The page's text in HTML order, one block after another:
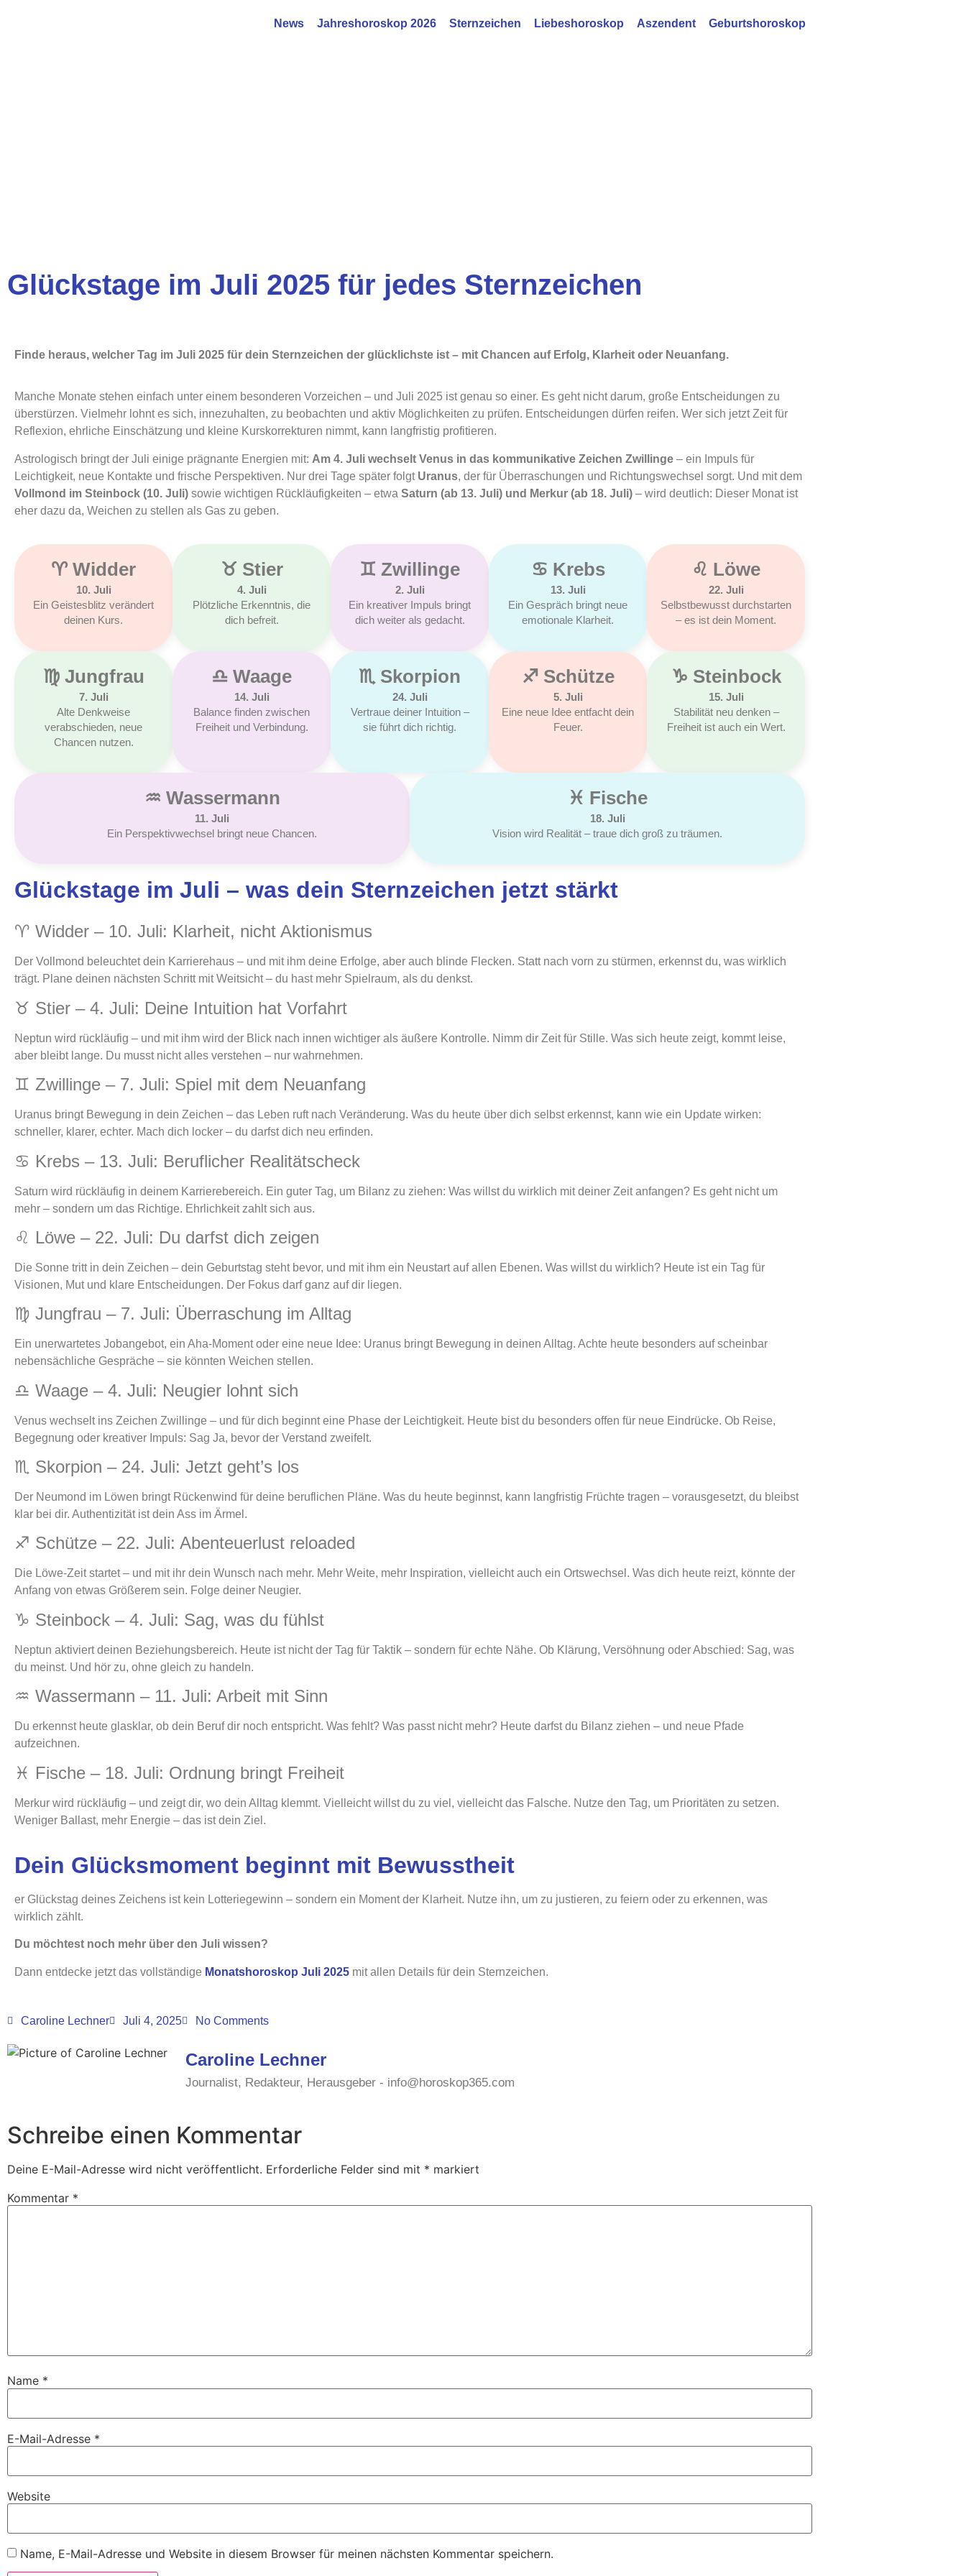
News Jahreshoroskop 2026 Sternzeichen Liebeshoroskop Aszendent Geburtshoroskop
Glückstage im Juli 2025 für jedes Sternzeichen
Finde heraus, welcher Tag im Juli 2025 für dein Sternzeichen der glücklichste ist – mit Chancen auf Erfolg, Klarheit oder Neuanfang.
Manche Monate stehen einfach unter einem besonderen Vorzeichen – und Juli 2025 ist genau so einer. Es geht nicht darum, große Entscheidungen zu
überstürzen. Vielmehr lohnt es sich, innezuhalten, zu beobachten und aktiv Möglichkeiten zu prüfen. Entscheidungen dürfen reifen. Wer sich jetzt Zeit für
Reflexion, ehrliche Einschätzung und kleine Kurskorrekturen nimmt, kann langfristig profitieren.
Astrologisch bringt der Juli einige prägnante Energien mit: Am 4. Juli wechselt Venus in das kommunikative Zeichen Zwillinge – ein Impuls für
Leichtigkeit, neue Kontakte und frische Perspektiven. Nur drei Tage später folgt Uranus, der für Überraschungen und Richtungswechsel sorgt. Und mit dem
Vollmond im Steinbock (10. Juli) sowie wichtigen Rückläufigkeiten – etwa Saturn (ab 13. Juli) und Merkur (ab 18. Juli) – wird deutlich: Dieser Monat ist
eher dazu da, Weichen zu stellen als Gas zu geben.
♈︎ Widder
10. Juli
Ein Geistesblitz verändert
deinen Kurs.
♉︎ Stier
4. Juli
Plötzliche Erkenntnis, die
dich befreit.
♊︎ Zwillinge
2. Juli
Ein kreativer Impuls bringt
dich weiter als gedacht.
♋︎ Krebs
13. Juli
Ein Gespräch bringt neue
emotionale Klarheit.
♌︎ Löwe
22. Juli
Selbstbewusst durchstarten
– es ist dein Moment.
♍︎ Jungfrau
7. Juli
Alte Denkweise
verabschieden, neue
Chancen nutzen.
♎︎ Waage
14. Juli
Balance finden zwischen
Freiheit und Verbindung.
♏︎ Skorpion
24. Juli
Vertraue deiner Intuition –
sie führt dich richtig.
♐︎ Schütze
5. Juli
Eine neue Idee entfacht dein
Feuer.
♑︎ Steinbock
15. Juli
Stabilität neu denken –
Freiheit ist auch ein Wert.
♒︎ Wassermann
11. Juli
Ein Perspektivwechsel bringt neue Chancen.
♓︎ Fische
18. Juli
Vision wird Realität – traue dich groß zu träumen.
Glückstage im Juli – was dein Sternzeichen jetzt stärkt
♈ Widder – 10. Juli: Klarheit, nicht Aktionismus
Der Vollmond beleuchtet dein Karrierehaus – und mit ihm deine Erfolge, aber auch blinde Flecken. Statt nach vorn zu stürmen, erkennst du, was wirklich
trägt. Plane deinen nächsten Schritt mit Weitsicht – du hast mehr Spielraum, als du denkst.
♉ Stier – 4. Juli: Deine Intuition hat Vorfahrt
Neptun wird rückläufig – und mit ihm wird der Blick nach innen wichtiger als äußere Kontrolle. Nimm dir Zeit für Stille. Was sich heute zeigt, kommt leise,
aber bleibt lange. Du musst nicht alles verstehen – nur wahrnehmen.
♊ Zwillinge – 7. Juli: Spiel mit dem Neuanfang
Uranus bringt Bewegung in dein Zeichen – das Leben ruft nach Veränderung. Was du heute über dich selbst erkennst, kann wie ein Update wirken:
schneller, klarer, echter. Mach dich locker – du darfst dich neu erfinden.
♋ Krebs – 13. Juli: Beruflicher Realitätscheck
Saturn wird rückläufig in deinem Karrierebereich. Ein guter Tag, um Bilanz zu ziehen: Was willst du wirklich mit deiner Zeit anfangen? Es geht nicht um
mehr – sondern um das Richtige. Ehrlichkeit zahlt sich aus.
♌ Löwe – 22. Juli: Du darfst dich zeigen
Die Sonne tritt in dein Zeichen – dein Geburtstag steht bevor, und mit ihm ein Neustart auf allen Ebenen. Was willst du wirklich? Heute ist ein Tag für
Visionen, Mut und klare Entscheidungen. Der Fokus darf ganz auf dir liegen.
♍ Jungfrau – 7. Juli: Überraschung im Alltag
Ein unerwartetes Jobangebot, ein Aha-Moment oder eine neue Idee: Uranus bringt Bewegung in deinen Alltag. Achte heute besonders auf scheinbar
nebensächliche Gespräche – sie könnten Weichen stellen.
♎ Waage – 4. Juli: Neugier lohnt sich
Venus wechselt ins Zeichen Zwillinge – und für dich beginnt eine Phase der Leichtigkeit. Heute bist du besonders offen für neue Eindrücke. Ob Reise,
Begegnung oder kreativer Impuls: Sag Ja, bevor der Verstand zweifelt.
♏ Skorpion – 24. Juli: Jetzt geht’s los
Der Neumond im Löwen bringt Rückenwind für deine beruflichen Pläne. Was du heute beginnst, kann langfristig Früchte tragen – vorausgesetzt, du bleibst
klar bei dir. Authentizität ist dein Ass im Ärmel.
♐ Schütze – 22. Juli: Abenteuerlust reloaded
Die Löwe-Zeit startet – und mit ihr dein Wunsch nach mehr. Mehr Weite, mehr Inspiration, vielleicht auch ein Ortswechsel. Was dich heute reizt, könnte der
Anfang von etwas Größerem sein. Folge deiner Neugier.
♑ Steinbock – 4. Juli: Sag, was du fühlst
Neptun aktiviert deinen Beziehungsbereich. Heute ist nicht der Tag für Taktik – sondern für echte Nähe. Ob Klärung, Versöhnung oder Abschied: Sag, was
du meinst. Und hör zu, ohne gleich zu handeln.
♒ Wassermann – 11. Juli: Arbeit mit Sinn
Du erkennst heute glasklar, ob dein Beruf dir noch entspricht. Was fehlt? Was passt nicht mehr? Heute darfst du Bilanz ziehen – und neue Pfade
aufzeichnen.
♓ Fische – 18. Juli: Ordnung bringt Freiheit
Merkur wird rückläufig – und zeigt dir, wo dein Alltag klemmt. Vielleicht willst du zu viel, vielleicht das Falsche. Nutze den Tag, um Prioritäten zu setzen.
Weniger Ballast, mehr Energie – das ist dein Ziel.
Dein Glücksmoment beginnt mit Bewusstheit
er Glückstag deines Zeichens ist kein Lotteriegewinn – sondern ein Moment der Klarheit. Nutze ihn, um zu justieren, zu feiern oder zu erkennen, was
wirklich zählt.
Du möchtest noch mehr über den Juli wissen?
Dann entdecke jetzt das vollständige Monatshoroskop Juli 2025 mit allen Details für dein Sternzeichen.
Caroline Lechner Juli 4, 2025 No Comments
Caroline Lechner
Journalist, Redakteur, Herausgeber - info@horoskop365.com
Schreibe einen Kommentar
Deine E-Mail-Adresse wird nicht veröffentlicht. Erforderliche Felder sind mit * markiert
Kommentar *
Name *
E-Mail-Adresse *
Website
Name, E-Mail-Adresse und Website in diesem Browser für meinen nächsten Kommentar speichern.